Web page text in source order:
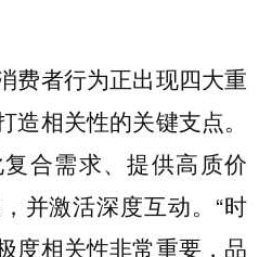
费者行为正出现四大重
造相关性的关键支点。
合需求、提供高质价
并激活深度互动。“时
度相关性非常重要，品